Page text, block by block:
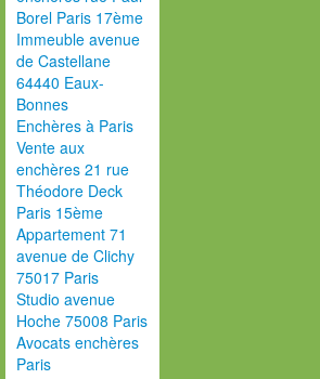
Borel Paris 17ème
Immeuble avenue
de Castellane
64440 Eaux-
Bonnes
Enchères à Paris
Vente aux
enchères 21 rue
Théodore Deck
Paris 15ème
Appartement 71
avenue de Clichy
75017 Paris
Studio avenue
Hoche 75008 Paris
Avocats enchères
Paris